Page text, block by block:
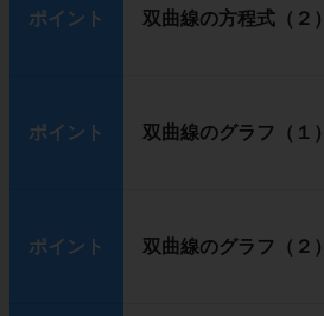
ポイント 双曲線の方程式（２）
ポイント 双曲線のグラフ（１）
ポイント 双曲線のグラフ（２）